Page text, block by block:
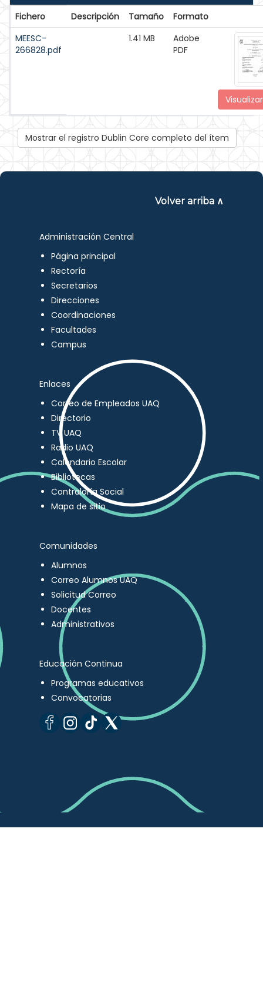
Fichero Descripción Tamaño
Formato
MEESC-
266828.pdf
1.41 MB
Adobe
PDF
Mostrar el registro Dublin Core completo del ítem
Volver arriba ∧
Administración Central
Página principal
Rectoría
Secretarios
Direcciones
Coordinaciones
Facultades
Campus
Enlaces
Correo de Empleados UAQ
Directorio
TV UAQ
Radio UAQ
Calendario Escolar
Bibliotecas
Contraloría Social
Mapa de sitio
Comunidades
Alumnos
Correo Alumnos UAQ
Solicitud Correo
Docentes
Administrativos
Educación Continua
Programas educativos
Convocatorias